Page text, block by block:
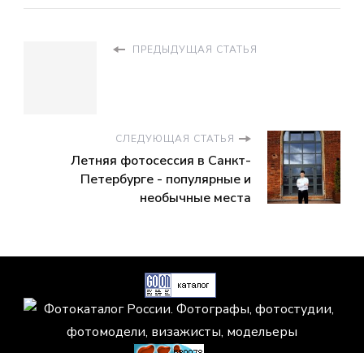
ПРЕДЫДУЩАЯ СТАТЬЯ
СЛЕДУЮЩАЯ СТАТЬЯ
Летняя фотосессия в Санкт-
Петербурге - популярные и
необычные места